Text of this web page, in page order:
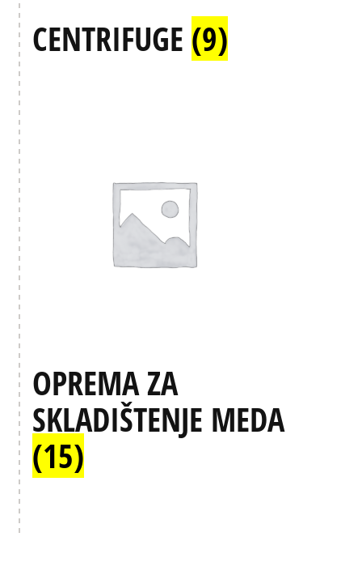
CENTRIFUGE (9)
OPREMA ZA
SKLADIŠTENJE MEDA
(15)